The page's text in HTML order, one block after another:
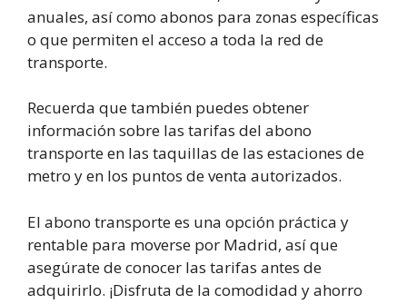
anuales, así como abonos para zonas específicas
o que permiten el acceso a toda la red de
transporte.
Recuerda que también puedes obtener
información sobre las tarifas del abono
transporte en las taquillas de las estaciones de
metro y en los puntos de venta autorizados.
El abono transporte es una opción práctica y
rentable para moverse por Madrid, así que
asegúrate de conocer las tarifas antes de
adquirirlo. ¡Disfruta de la comodidad y ahorro